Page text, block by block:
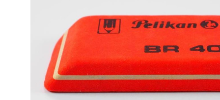
EDUCATORE
FAMIGLIA
GENITORE
GENITORI
INSEGNANTI